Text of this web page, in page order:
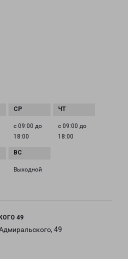
с 09:00 до
18:00
с 09:00 до
18:00
Выходной
49
49